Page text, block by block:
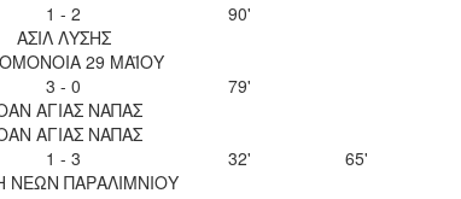
1 - 2
ΑΣΙΛ ΛΥΣΗΣ
90'
29 ΜΑΪΟΥ
3 - 0
ΑΓΙΑΣ ΝΑΠΑΣ
79'
ΑΓΙΑΣ ΝΑΠΑΣ
1 - 3
ΝΕΩΝ ΠΑΡΑΛΙΜΝΙΟΥ
32' 65'